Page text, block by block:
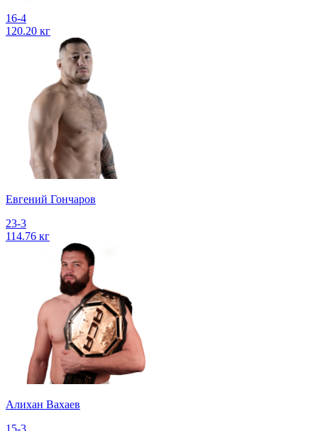
16-4
120.20 кг
Евгений Гончаров
23-3
114.76 кг
Алихан Вахаев
15-3